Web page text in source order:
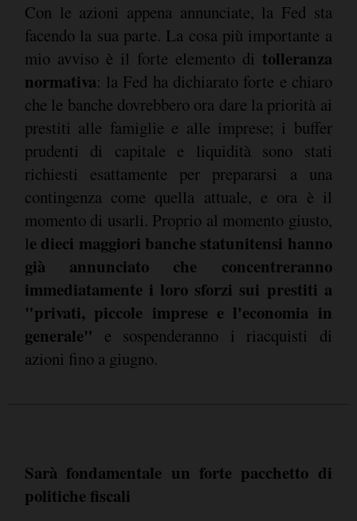
Con le azioni appena annunciate, la Fed sta
facendo la sua parte. La cosa più importante a
mio avviso è il forte elemento di tolleranza
normativa: la Fed ha dichiarato forte e chiaro
che le banche dovrebbero ora dare la priorità ai
prestiti alle famiglie e alle imprese; i buffer
prudenti di capitale e liquidità sono stati
richiesti esattamente per prepararsi a una
contingenza come quella attuale, e ora è il
momento di usarli. Proprio al momento giusto,
le dieci maggiori banche statunitensi hanno
già annunciato che concentreranno
immediatamente i loro sforzi sui prestiti a
"privati, piccole imprese e l'economia in
generale" e sospenderanno i riacquisti di
azioni fino a giugno.
Sarà fondamentale un forte pacchetto di
politiche fiscali